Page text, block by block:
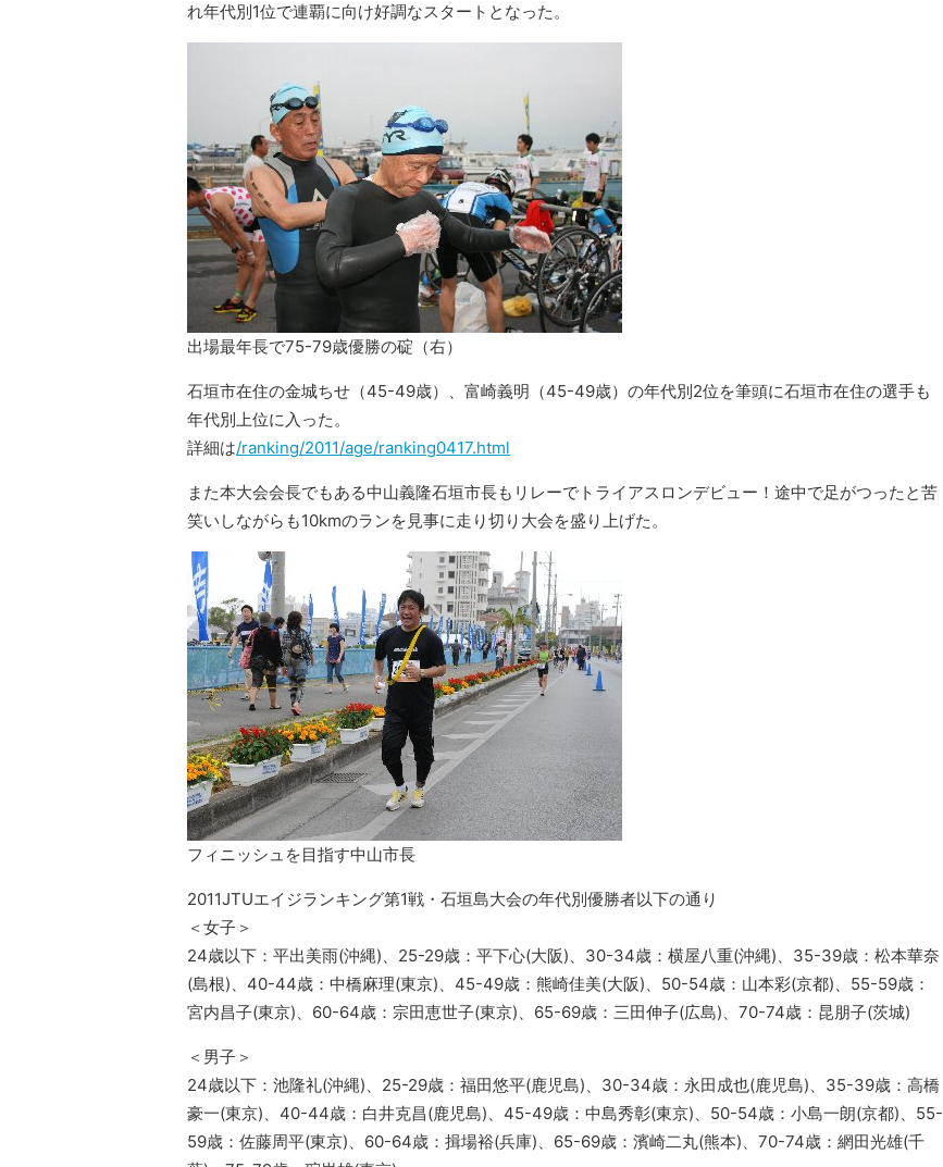
れ年代別1位で連覇に向け好調なスタートとなった。
出場最年長で75-79歳優勝の碇（右）
石垣市在住の金城ちせ（45-49歳）、富崎義明（45-49歳）の年代別2位を筆頭に石垣市在住の選手も
年代別上位に入った。
詳細は/ranking/2011/age/ranking0417.html
また本大会会長でもある中山義隆石垣市長もリレーでトライアスロンデビュー！途中で足がつったと苦
笑いしながらも10kmのランを見事に走り切り大会を盛り上げた。
フィニッシュを目指す中山市長
2011JTUエイジランキング第1戦・石垣島大会の年代別優勝者以下の通り
＜女子＞
24歳以下：平出美雨(沖縄)、25-29歳：平下心(大阪)、30-34歳：横屋八重(沖縄)、35-39歳：松本華奈
(島根)、40-44歳：中橋麻理(東京)、45-49歳：熊崎佳美(大阪)、50-54歳：山本彩(京都)、55-59歳：
宮内昌子(東京)、60-64歳：宗田恵世子(東京)、65-69歳：三田伸子(広島)、70-74歳：昆朋子(茨城)
＜男子＞
24歳以下：池隆礼(沖縄)、25-29歳：福田悠平(鹿児島)、30-34歳：永田成也(鹿児島)、35-39歳：高橋
豪一(東京)、40-44歳：白井克昌(鹿児島)、45-49歳：中島秀彰(東京)、50-54歳：小島一朗(京都)、55-
59歳：佐藤周平(東京)、60-64歳：揖場裕(兵庫)、65-69歳：濱崎二丸(熊本)、70-74歳：網田光雄(千